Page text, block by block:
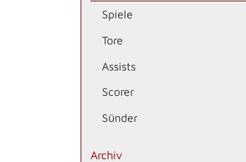
Spiele
Tore
Assists
Scorer
Sünder
Archiv